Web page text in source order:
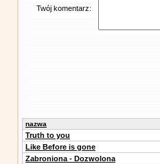
Twój komentarz:
nazwa
Truth to you
Like Before is gone
Zabroniona - Dozwolona